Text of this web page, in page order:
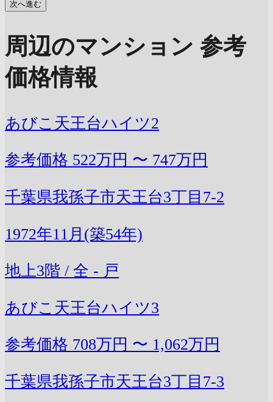
次へ進む
周辺のマンション 参考
価格情報
あびこ天王台ハイツ2
参考価格 522万円 〜 747万円
千葉県我孫子市天王台3丁目7-2
1972年11月(築54年)
地上3階 / 全 - 戸
あびこ天王台ハイツ3
参考価格 708万円 〜 1,062万円
千葉県我孫子市天王台3丁目7-3